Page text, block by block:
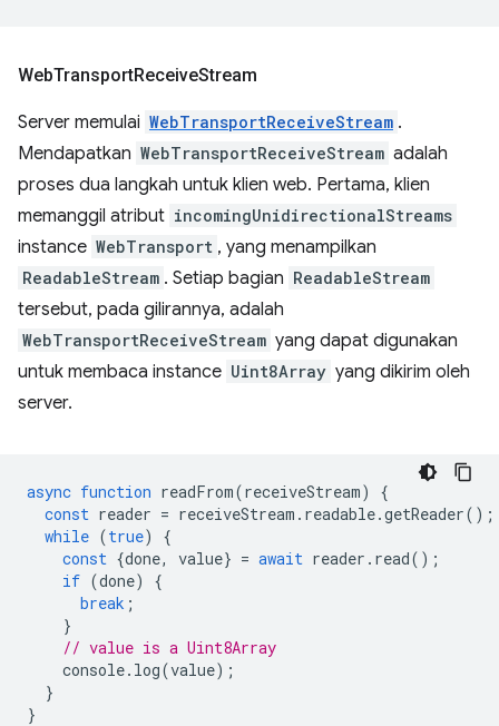
WebTransportReceiveStream
Server memulai WebTransportReceiveStream .
Mendapatkan WebTransportReceiveStream adalah
proses dua langkah untuk klien web. Pertama, klien
memanggil atribut incomingUnidirectionalStreams
instance WebTransport , yang menampilkan
ReadableStream . Setiap bagian ReadableStream
tersebut, pada gilirannya, adalah
WebTransportReceiveStream yang dapat digunakan
untuk membaca instance Uint8Array yang dikirim oleh
server.
async function readFrom(receiveStream)
{
const reader = receiveStream . readable.getReader();
while (true)
{
const {done, value} = await reader . read();
if (done)
{
break ;
}
// value is a Uint8Array
console. log(value);
}
}